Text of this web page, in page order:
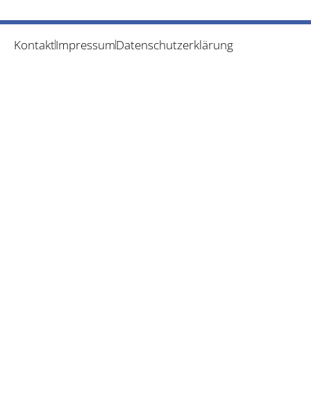
KontaktImpressumDatenschutzerklärung